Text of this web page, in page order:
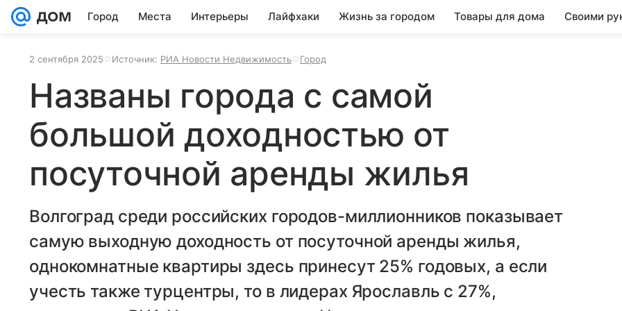
Город Места Интерьеры Лайфхаки Жизнь за городом Товары для дома Своими
2 сентября 2025 Источник: РИА Новости Недвижимость Город
Названы города с самой
большой доходностью от
посуточной аренды жилья
Волгоград среди российских городов-миллионников показывает
самую выходную доходность от посуточной аренды жилья,
однокомнатные квартиры здесь принесут 25% годовых, а если
учесть также турцентры, то в лидерах Ярославль с 27%,